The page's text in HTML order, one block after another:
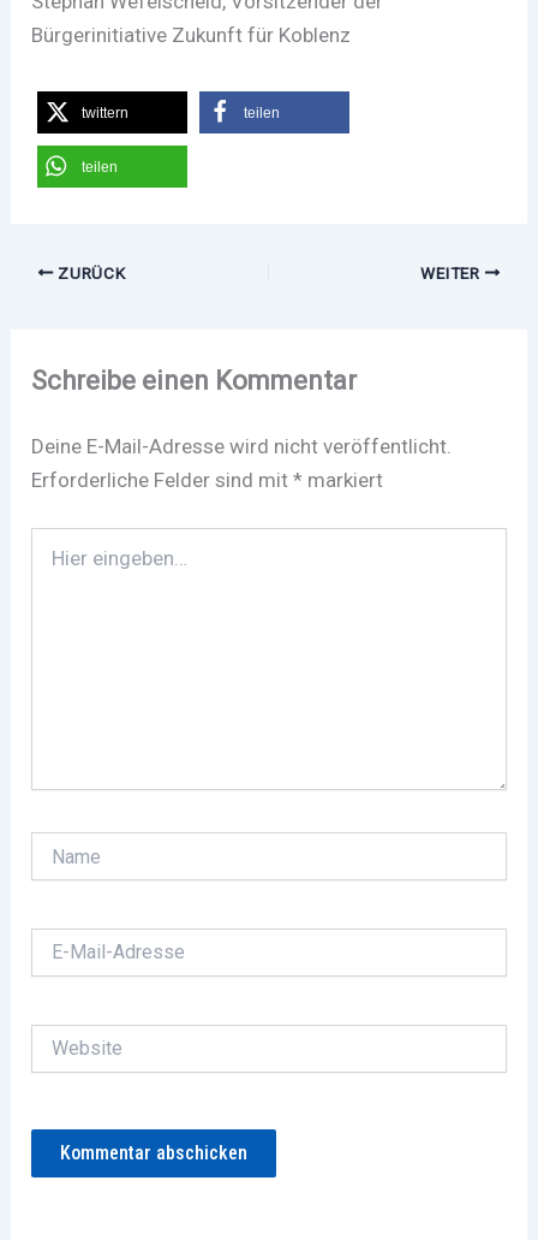
Bürgerinitiative Zukunft für Koblenz
twittern teilen
teilen
ZURÜCK WEITER
Schreibe einen Kommentar
Deine E-Mail-Adresse wird nicht veröffentlicht.
Erforderliche Felder sind mit* markiert
eingeben…
Mail-